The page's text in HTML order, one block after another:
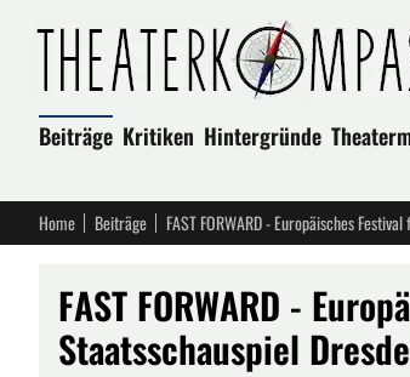
Beiträge Kritiken Hintergründe
Home Beiträge FAST FORWARD - Europäisches
FAST FORWARD -
Staatsschauspiel